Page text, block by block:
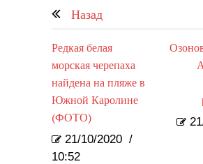
Назад
Редкая белая
морская черепаха
найдена на пляже в
Южной Каролине
(ФОТО)
21/10/2020 /
10:52